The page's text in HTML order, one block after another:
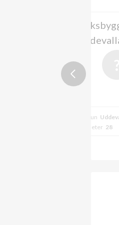
Riksbyggen
Uddevallahus
Uddevalla